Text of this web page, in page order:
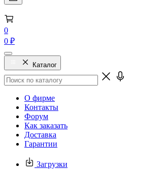
0
0 ₽
Каталог
О фирме
Контакты
Форум
Как заказать
Доставка
Гарантии
Загрузки